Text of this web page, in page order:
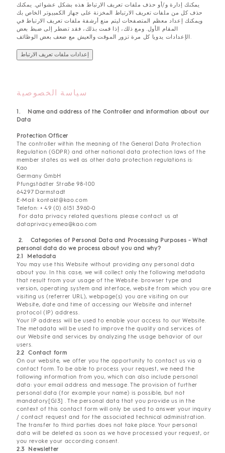
يمكنك إدارة و/أو حذف ملفات تعريف الارتباط هذه بشكل عشوائي. يمكنك
حذف كل من ملفات تعريف الارتباط المخزنة على جهاز الكمبيوتر الخاص بك
ويمكنك إعداد معظم المتصفحات ليتم منع أرشفة ملفات تعريف الارتباط في
المقام الأول. ومع ذلك، إذا قمت بذلك، فقد تضطر إلى ضبط بعض
الإعدادات يدويا كل مرة تزور الموقت والعيش مع ضعف بعض الوظائف.
إعدادات ملفات تعريف الارتباط
سياسة الخصوصية
1. Name and address of the Controller and information about our
Data
Protection Officer
The controller within the meaning of the General Data Protection
Regulation (GDPR) and other national data protection laws of the
member states as well as other data protection regulations is:
Kao
Germany GmbH
Pfungstädter Straße 98-100
64297 Darmstadt
E-Mail: kontakt@kao.com
Telefon: + 49 (0) 6151 3960-0
For data privacy related questions please contact us at
dataprivacy.emea@kao.com
2. Categories of Personal Data and Processing Purposes - What
personal data do we process about you and why?
2.1 Metadata
You may use this Website without providing any personal data
about you. In this case, we will collect only the following metadata
that result from your usage of the Website: browser type and
version, operating system and interface, website from which you are
visiting us (referrer URL), webpage(s) you are visiting on our
Website, date and time of accessing our Website and internet
protocol (IP) address.
Your IP address will be used to enable your access to our Website.
The metadata will be used to improve the quality and services of
our Website and services by analyzing the usage behavior of our
users.
2.2 Contact form
On our website, we offer you the opportunity to contact us via a
contact form. To be able to process your request, we need the
following information from you, which can also include personal
data: your email address and message. The provision of further
personal data (for example your name) is possible, but not
mandatory[GJ3] . The personal data that you provide us in the
context of this contact form will only be used to answer your inquiry
/ contact request and for the associated technical administration.
The transfer to third parties does not take place. Your personal
data will be deleted as soon as we have processed your request, or
you revoke your according consent.
2.3 Newsletter